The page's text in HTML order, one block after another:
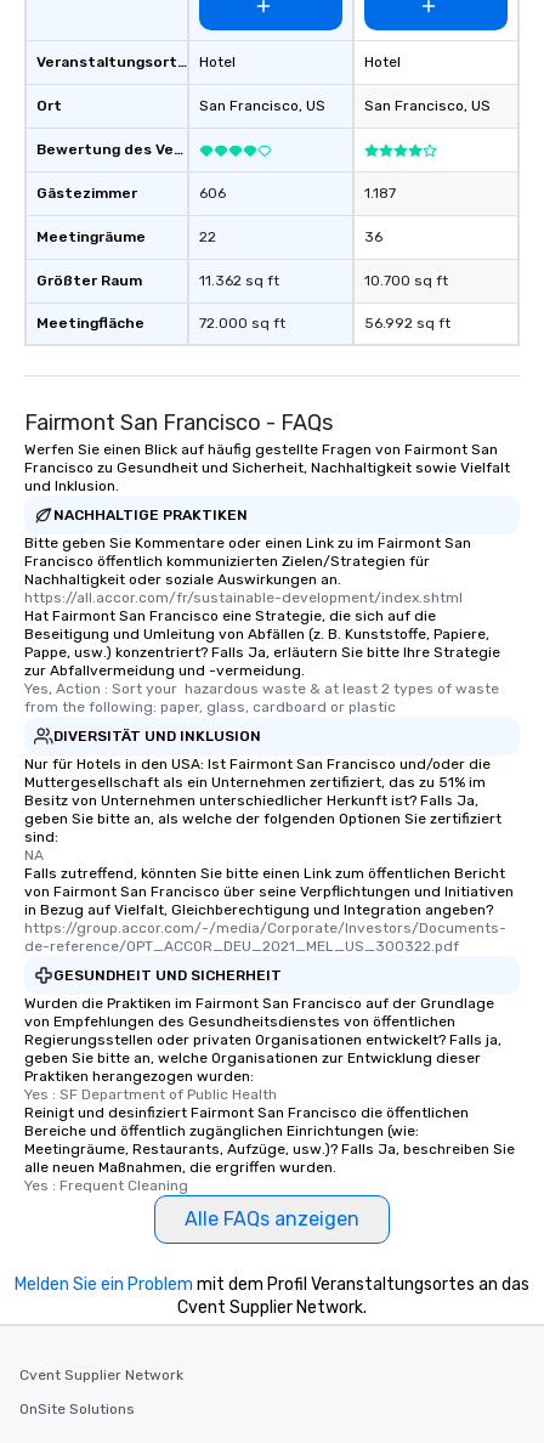
Veranstaltungsortstyp
Ort
Bewertung des Veranstaltungsortes
Gästezimmer
Meetingräume
Größter Raum
Meetingfläche
Hotel
San Francisco, US
606
22
11.362 sq ft
72.000 sq ft
Hotel
San Francisco, US
1.187
36
10.700 sq ft
56.992 sq ft
Fairmont San Francisco - FAQs
Werfen Sie einen Blick auf häufig gestellte Fragen von Fairmont San
Francisco zu Gesundheit und Sicherheit, Nachhaltigkeit sowie Vielfalt
und Inklusion.
NACHHALTIGE PRAKTIKEN
Bitte geben Sie Kommentare oder einen Link zu im Fairmont San
Francisco öffentlich kommunizierten Zielen/Strategien für
Nachhaltigkeit oder soziale Auswirkungen an.
https://all.accor.com/fr/sustainable-development/index.shtml
Hat Fairmont San Francisco eine Strategie, die sich auf die
Beseitigung und Umleitung von Abfällen (z. B. Kunststoffe, Papiere,
Pappe, usw.) konzentriert? Falls Ja, erläutern Sie bitte Ihre Strategie
zur Abfallvermeidung und -vermeidung.
Yes, Action : Sort your  hazardous waste & at least 2 types of waste
from the following: paper, glass, cardboard or plastic
DIVERSITÄT UND INKLUSION
Nur für Hotels in den USA: Ist Fairmont San Francisco und/oder die
Muttergesellschaft als ein Unternehmen zertifiziert, das zu 51% im
Besitz von Unternehmen unterschiedlicher Herkunft ist? Falls Ja,
geben Sie bitte an, als welche der folgenden Optionen Sie zertifiziert
sind:
NA
Falls zutreffend, könnten Sie bitte einen Link zum öffentlichen Bericht
von Fairmont San Francisco über seine Verpflichtungen und Initiativen
in Bezug auf Vielfalt, Gleichberechtigung und Integration angeben?
https://group.accor.com/-/media/Corporate/Investors/Documents-
de-reference/OPT_ACCOR_DEU_2021_MEL_US_300322.pdf
GESUNDHEIT UND SICHERHEIT
Wurden die Praktiken im Fairmont San Francisco auf der Grundlage
von Empfehlungen des Gesundheitsdienstes von öffentlichen
Regierungsstellen oder privaten Organisationen entwickelt? Falls ja,
geben Sie bitte an, welche Organisationen zur Entwicklung dieser
Praktiken herangezogen wurden:
Yes : SF Department of Public Health
Reinigt und desinfiziert Fairmont San Francisco die öffentlichen
Bereiche und öffentlich zugänglichen Einrichtungen (wie:
Meetingräume, Restaurants, Aufzüge, usw.)? Falls Ja, beschreiben Sie
alle neuen Maßnahmen, die ergriffen wurden.
Yes : Frequent Cleaning
Alle FAQs anzeigen
Melden Sie ein Problem mit dem Profil Veranstaltungsortes an das
Cvent Supplier Network.
Cvent Supplier Network
OnSite Solutions